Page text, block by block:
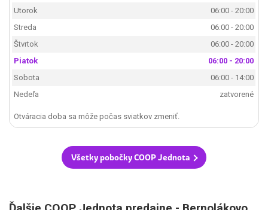
Utorok
06:00 - 20:00
Streda
06:00 - 20:00
Štvrtok
06:00 - 20:00
Piatok
06:00 - 20:00
Sobota
06:00 - 14:00
Nedeľa
zatvorené
Otváracia doba sa môže počas sviatkov zmeniť.
Všetky pobočky COOP Jednota